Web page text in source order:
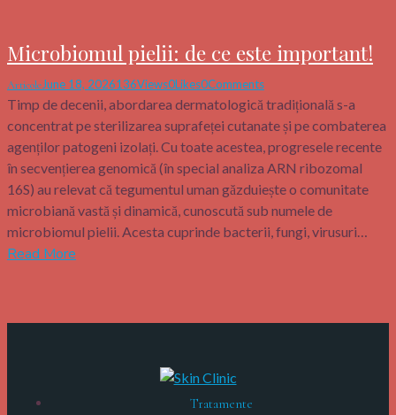
Microbiomul pielii: de ce este important!
ArticoleJune 18, 2026136Views0Likes0Comments
Timp de decenii, abordarea dermatologică tradițională s-a
concentrat pe sterilizarea suprafeței cutanate și pe combaterea
agenților patogeni izolați. Cu toate acestea, progresele recente
în secvențierea genomică (în special analiza ARN ribozomal
16S) au relevat că tegumentul uman găzduiește o comunitate
microbiană vastă și dinamică, cunoscută sub numele de
microbiomul pielii. Acesta cuprinde bacterii, fungi, virusuri…
Read More
Tratamente